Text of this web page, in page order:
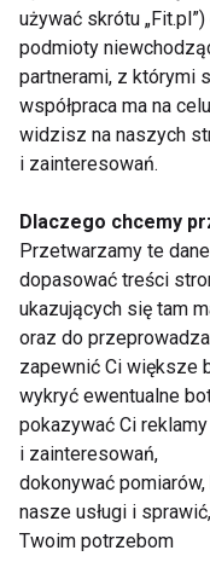
Wady
Do szkoły z ładną
postawą
używać skrótu
podmioty
partnerami, z którymi
współpraca ma na
widzisz na naszych
i zainteresowań.
Dlaczego chcemy
Przetwarzamy te
dopasować treści
ukazujących się tam
oraz do
zapewnić Ci większe
wykryć ewentualne
pokazywać Ci
i zainteresowań,
dokonywać
nasze usługi i
Twoim potrzebom